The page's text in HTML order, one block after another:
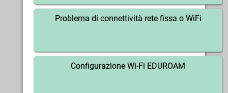
Problema di connettività rete fissa o WiFi
Configurazione Wi-Fi EDUROAM